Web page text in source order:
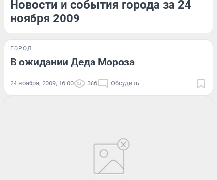
Новости и события города за 24
ноября 2009
ГОРОД
В ожидании Деда Мороза
24 ноября, 2009, 16:00 386 Обсудить